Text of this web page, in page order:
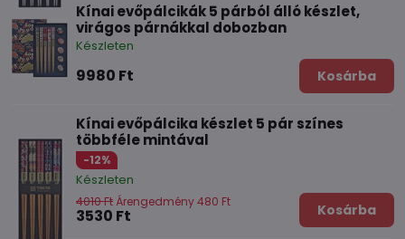
Kínai evőpálcikák 5 párból álló készlet,
virágos párnákkal dobozban
Készleten
9980 Ft Kosárba
Kínai evőpálcika készlet 5 pár színes
többféle mintával
-12%
Készleten
3530 Ft
4010 Ft Árengedmény 480 Ft Kosárba